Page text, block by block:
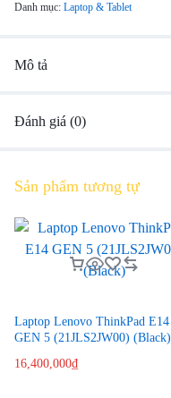
Danh mục: Laptop & Tablet
Mô tả
Đánh giá (0)
Sản phẩm tương tự
Laptop Lenovo ThinkPad E14
GEN 5 (21JLS2JW00) (Black)
16,400,000₫